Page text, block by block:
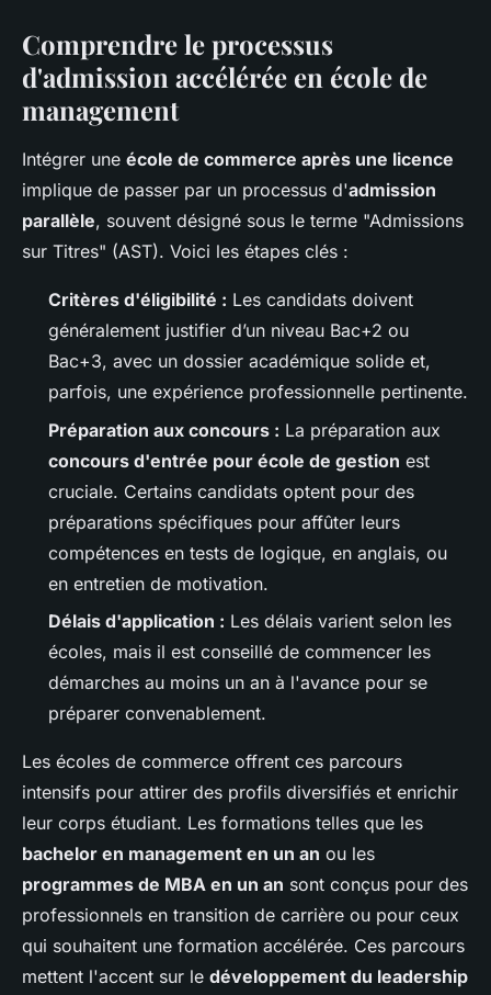
Comprendre le processus
d'admission accélérée en école de
management
Intégrer une école de commerce après une licence
implique de passer par un processus d'admission
parallèle, souvent désigné sous le terme "Admissions
sur Titres" (AST). Voici les étapes clés :
Critères d'éligibilité : Les candidats doivent
généralement justifier d’un niveau Bac+2 ou
Bac+3, avec un dossier académique solide et,
parfois, une expérience professionnelle pertinente.
Préparation aux concours : La préparation aux
concours d'entrée pour école de gestion est
cruciale. Certains candidats optent pour des
préparations spécifiques pour affûter leurs
compétences en tests de logique, en anglais, ou
en entretien de motivation.
Délais d'application : Les délais varient selon les
écoles, mais il est conseillé de commencer les
démarches au moins un an à l'avance pour se
préparer convenablement.
Les écoles de commerce offrent ces parcours
intensifs pour attirer des profils diversifiés et enrichir
leur corps étudiant. Les formations telles que les
bachelor en management en un an ou les
programmes de MBA en un an sont conçus pour des
professionnels en transition de carrière ou pour ceux
qui souhaitent une formation accélérée. Ces parcours
mettent l'accent sur le développement du leadership